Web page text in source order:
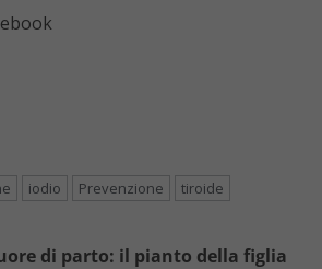
iodio Prevenzione tiroide
di parto: il pianto della figlia